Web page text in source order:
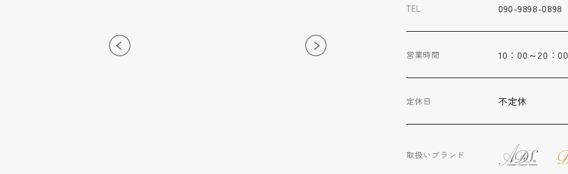
TEL 090-9898-0898
営業時間 10：00～20：00
定休日 不定休
取扱いブランド